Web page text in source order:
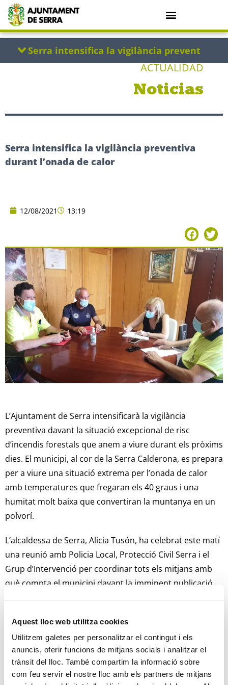
Aquest lloc web utilitza cookies
Utilitzem galetes per personalitzar el contingut i els
anuncis, oferir funcions de mitjans socials i analitzar el
trànsit del lloc. També compartim la informació sobre
com feu servir el nostre lloc amb els partners de mitjans
ACTUALIDAD
Noticias
Serra intensifica la vigilància preventiva
durant l’onada de calor
12/08/2021 13:19
L’Ajuntament de Serra intensificarà la vigilància
preventiva davant la situació excepcional de risc
d’incendis forestals que anem a viure durant els pròxims
dies. El municipi, al cor de la Serra Calderona, es prepara
per a viure una situació extrema per l’onada de calor
amb temperatures que fregaran els 40 graus i una
humitat molt baixa que convertiran la muntanya en un
polvorí.
L’alcaldessa de Serra, Alicia Tusón, ha celebrat este matí
una reunió amb Policia Local, Protecció Civil Serra i el
Grup d’Intervenció per coordinar tots els mitjans amb
què compta el municipi davant la imminent publicació
d’un decret de la Generalitat Valenciana que limitarà la
“Ens hem reunit per estar més coordinats si cal davant
una situació extrema en la qual anem a intensificar la
vigilància preventiva amb els mitjans que tenim”
comenta l’alcaldessa de Serra, Alicia Tusón. “Estem